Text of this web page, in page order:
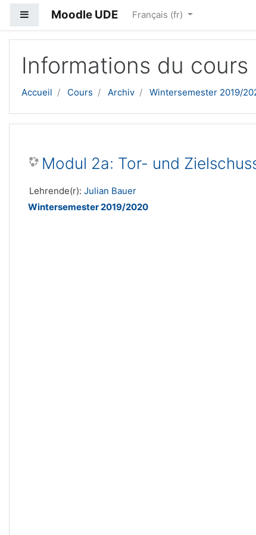
Panneau latéral
Moodle UDE Français ‎(fr)‎
Informations du cours
Accueil Cours Archiv Wintersemester 2019/
Modul 2a: Tor- und
Lehrende(r): Julian Bauer
Wintersemester 2019/2020